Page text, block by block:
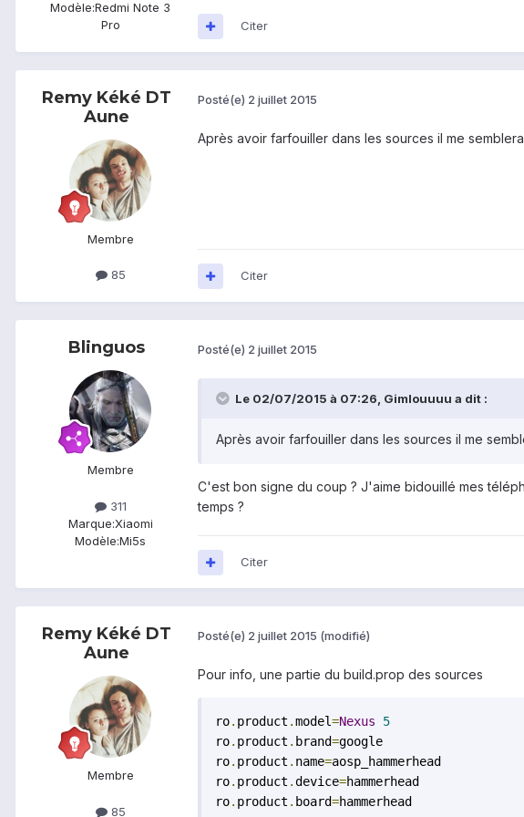
Modèle:Redmi Note 3
Pro
Citer
Remy Kéké DT
Aune
Membre
85
Posté(e) 2 juillet 2015
Après avoir farfouiller dans les sources il me
Citer
Blinguos
Membre
311
Marque:Xiaomi
Modèle:Mi5s
Posté(e) 2 juillet 2015
Le 02/07/2015 à 07:26, Gimlouuuu a dit :
Après avoir farfouiller dans les sources il me
C'est bon signe du coup ? J'aime bidouillé mes
temps ?
Citer
Remy Kéké DT
Aune
Membre
85
Posté(e) 2 juillet 2015 (modifié)
Pour info, une partie du build.prop des sources
ro. product .model=Nexus
5
ro. product . brand=google
ro. product . name=aosp_hammerhead
ro. product .device=hammerhead
ro. product . board=hammerhead